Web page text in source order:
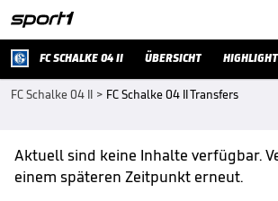
FC SCHALKE 04 II ÜBERSICHT
FC Schalke 04 II > FC Schalke 04 II Transfers
Aktuell sind keine Inhalte verfügbar.
einem späteren Zeitpunkt erneut.